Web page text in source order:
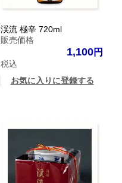
渓流 極辛 720ml
販売価格
1,100
税込
お気に入りに登録する